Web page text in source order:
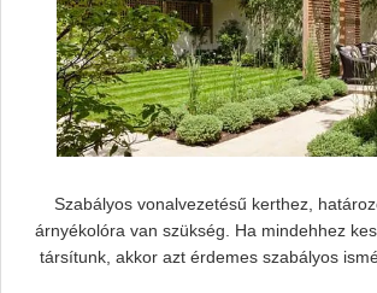
Szabályos vonalvezetésű kerthez,
árnyékolóra van szükség. Ha mindehhez
társítunk, akkor azt érdemes szabályos